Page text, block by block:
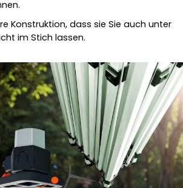
Konstruktion, dass sie Sie auch unter
im Stich lassen.